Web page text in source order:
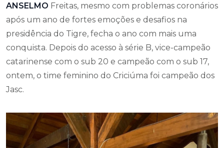
ANSELMO Freitas, mesmo com problemas coronários
após um ano de fortes emoções e desafios na
presidência do Tigre, fecha o ano com mais uma
conquista. Depois do acesso à série B, vice-campeão
catarinense com o sub 20 e campeão com o sub 17,
ontem, o time feminino do Criciúma foi campeão dos
Jasc.